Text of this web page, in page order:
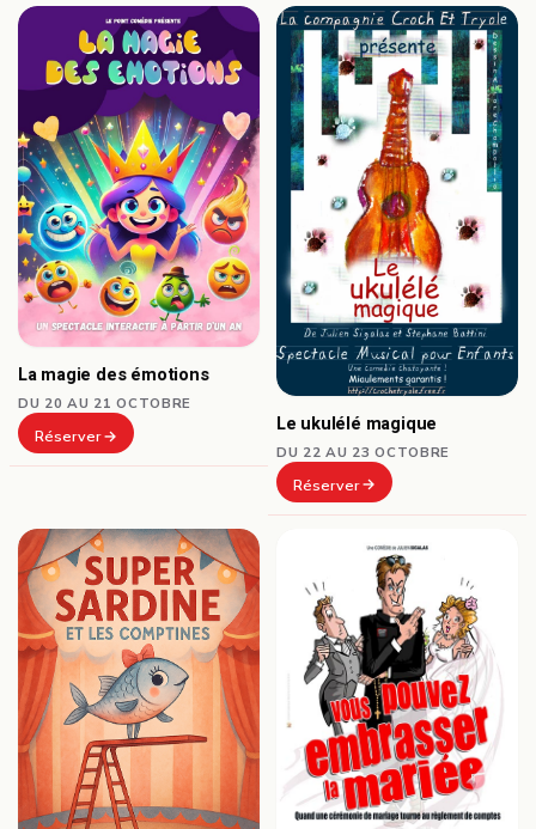
La magie des émotions
DU 20 AU 21 OCTOBRE
Réserver
Le ukulélé magique
DU 22 AU 23 OCTOBRE
Réserver